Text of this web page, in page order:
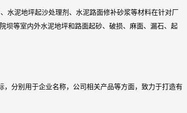
泥地坪起沙处理剂、水泥路面修补砂浆等材料在针对厂
坝等室内外水泥地坪和路面起砂、破损、麻面、漏石、起
，分别用于企业名称，公司相关产品等方面，致力于打造有